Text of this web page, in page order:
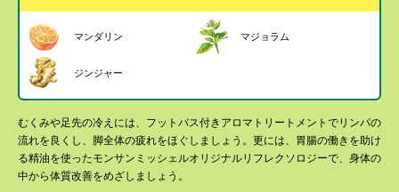
マンダリン マジョラム
ジンジャー
むくみや足先の冷えには、フットバス付きアロマトリートメントでリンパの
流れを良くし、脚全体の疲れをほぐしましょう。更には、胃腸の働きを助け
る精油を使ったモンサンミッシェルオリジナルリフレクソロジーで、身体の
中から体質改善をめざしましょう。